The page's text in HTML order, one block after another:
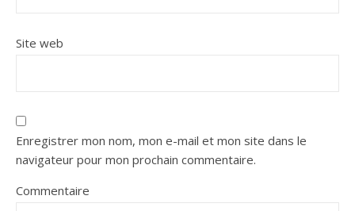
Site web
Enregistrer mon nom, mon e-mail et mon site dans le
navigateur pour mon prochain commentaire.
Commentaire